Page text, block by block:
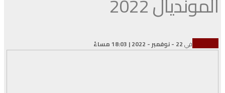
في22 - نوفمبر - 2022 | 18:03 مساءً